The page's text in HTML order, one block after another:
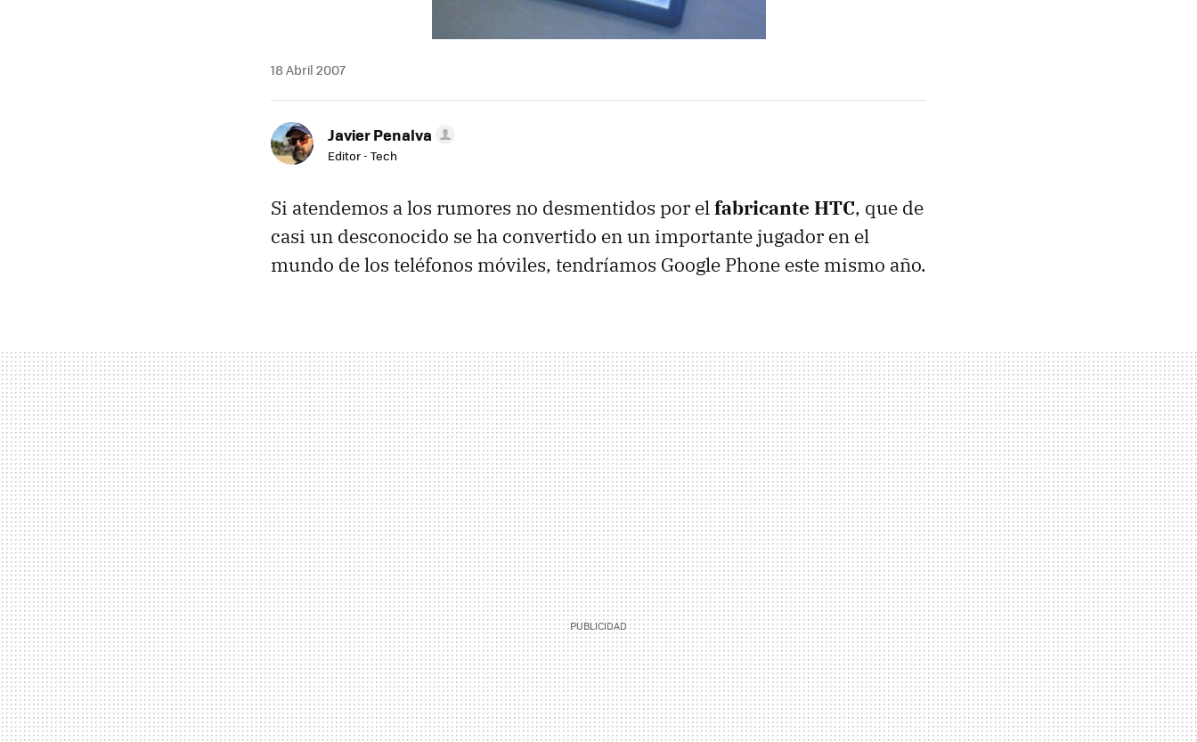
18 Abril 2007
Javier Penalva
Editor - Tech
Si atendemos a los rumores no desmentidos por elfabricante HTC, que de
casi un desconocido se ha convertido en un importante jugador en el
mundo de los teléfonos móviles, tendríamos Google Phone este mismo año.